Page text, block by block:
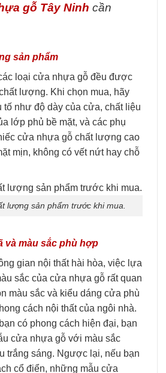
gỗ Tây Ninh cần
sản phẩm
loại cửa nhựa gỗ đều được
lượng. Khi chọn mua, hãy
tố như độ dày của cửa, chất liệu
lớp phủ bề mặt, và các phụ
cửa nhựa gỗ chất lượng cao
mịn, không có vết nứt hay chỗ
lượng sản phẩm trước khi mua.
và màu sắc phù hợp
gian nội thất hài hòa, việc lựa
sắc của cửa nhựa gỗ rất quan
màu sắc và kiểu dáng cửa phù
cách nội thất của ngôi nhà.
có phong cách hiện đại, bạn
cửa nhựa gỗ với màu sắc
trắng sáng. Ngược lại, nếu bạn
cổ điển, những mẫu cửa